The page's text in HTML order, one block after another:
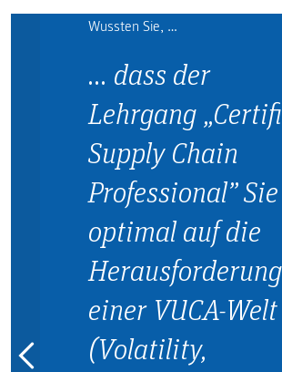
Wussten Sie, …
… dass der
Lehrgang
Supply Chain
Professional” Sie
optimal auf die
einer VUCA-Welt
(Volatility,